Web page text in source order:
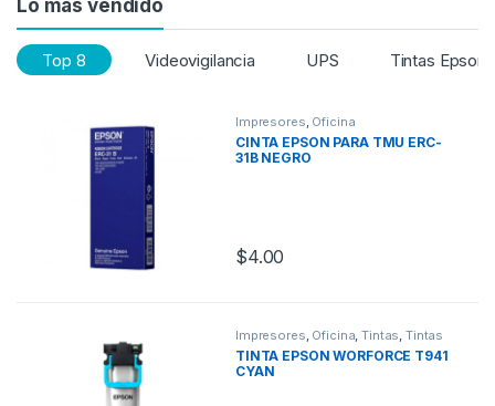
Lo más vendido
Top 8 Videovigilancia UPS Tintas Epson
Impresores, Oficina
CINTA EPSON PARA TMU ERC-
31B NEGRO
$4.00
Impresores, Oficina,Tintas,Tintas
Epson
TINTA EPSON WORFORCE T941
CYAN